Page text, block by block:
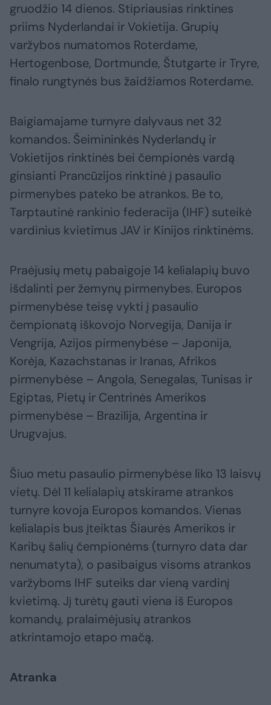
gruodžio 14 dienos. Stipriausias rinktines
priims Nyderlandai ir Vokietija. Grupių
varžybos numatomos Roterdame,
Hertogenbose, Dortmunde, Štutgarte ir Tryre,
finalo rungtynės bus žaidžiamos Roterdame.
Baigiamajame turnyre dalyvaus net 32
komandos. Šeimininkės Nyderlandų ir
Vokietijos rinktinės bei čempionės vardą
ginsianti Prancūzijos rinktinė į pasaulio
pirmenybes pateko be atrankos. Be to,
Tarptautinė rankinio federacija (IHF) suteikė
vardinius kvietimus JAV ir Kinijos rinktinėms.
Praėjusių metų pabaigoje 14 kelialapių buvo
išdalinti per žemynų pirmenybes. Europos
pirmenybėse teisę vykti į pasaulio
čempionatą iškovojo Norvegija, Danija ir
Vengrija, Azijos pirmenybėse – Japonija,
Korėja, Kazachstanas ir Iranas, Afrikos
pirmenybėse – Angola, Senegalas, Tunisas ir
Egiptas, Pietų ir Centrinės Amerikos
pirmenybėse – Brazilija, Argentina ir
Urugvajus.
Šiuo metu pasaulio pirmenybėse liko 13 laisvų
vietų. Dėl 11 kelialapių atskirame atrankos
turnyre kovoja Europos komandos. Vienas
kelialapis bus įteiktas Šiaurės Amerikos ir
Karibų šalių čempionėms (turnyro data dar
nenumatyta), o pasibaigus visoms atrankos
varžyboms IHF suteiks dar vieną vardinį
kvietimą. Jį turėtų gauti viena iš Europos
komandų, pralaimėjusių atrankos
atkrintamojo etapo mačą.
Atranka